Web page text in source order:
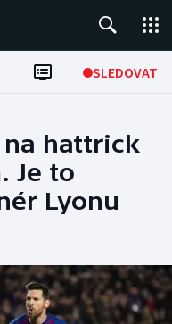
SLEDOVAT
na hattrick
Je to
Lyonu